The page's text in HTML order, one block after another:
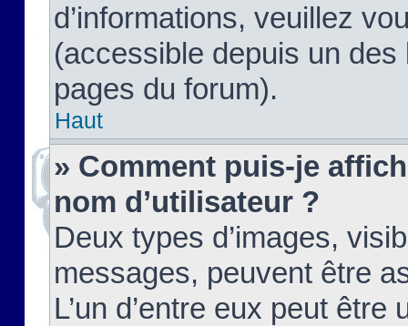
d’informations, veuillez
(accessible depuis un
pages du forum).
Haut
» Comment puis-je
nom d’utilisateur ?
Deux types d’images,
messages, peuvent être
L’un d’entre eux peut